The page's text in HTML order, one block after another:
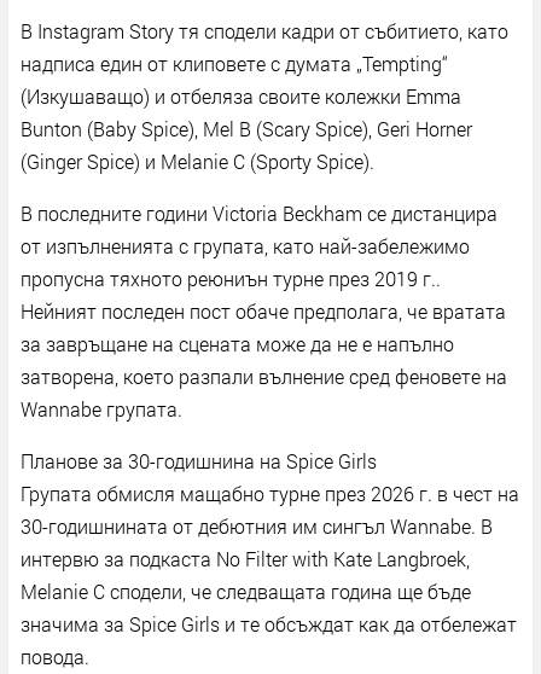
В Instagram Story тя сподели кадри от събитието, като
надписа един от клиповете с думата „Tempting“
(Изкушаващо) и отбеляза своите колежки Emma
Bunton (Baby Spice), Mel B (Scary Spice), Geri Horner
(Ginger Spice) и Melanie C (Sporty Spice).
В последните години Victoria Beckham се дистанцира
от изпълненията с групата, като най-забележимо
пропусна тяхното реюниън турне през 2019 г..
Нейният последен пост обаче предполага, че вратата
за завръщане на сцената може да не е напълно
затворена, което разпали вълнение сред феновете на
Wannabe групата.
Планове за 30-годишнина на Spice Girls
Групата обмисля мащабно турне през 2026 г. в чест на
30-годишнината от дебютния им сингъл Wannabe. В
интервю за подкаста No Filter with Kate Langbroek,
Melanie C сподели, че следващата година ще бъде
значима за Spice Girls и те обсъждат как да отбележат
повода.